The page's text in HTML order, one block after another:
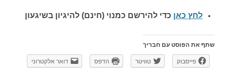
לחץ כאן כדי להירשם כמנוי (חינם) להיגיון בשיגעון
שתף את הפוסט עם חבריך
פייסבוק טוויטר הדפס דואר אלקטרוני